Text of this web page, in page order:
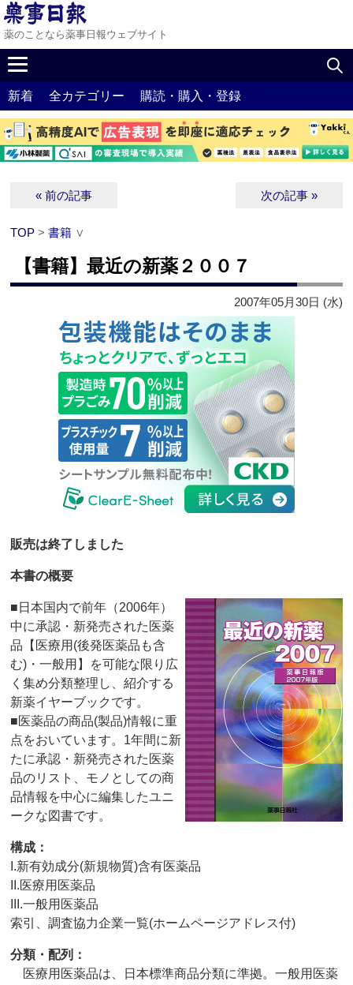
薬のことなら薬事日報ウェブサイト
新着 全カテゴリー 購読・購入・登録
« 前の記事 次の記事 »
TOP >書籍 ∨
【書籍】最近の新薬２００７
2007年05月30日 (水)
販売は終了しました
本書の概要
■日本国内で前年（2006年）
中に承認・新発売された医薬
品【医療用(後発医薬品も含
む)・一般用】を可能な限り広
く集め分類整理し、紹介する
新薬イヤーブックです。
■医薬品の商品(製品)情報に重
点をおいています。1年間に新
たに承認・新発売された医薬
品のリスト、モノとしての商
品情報を中心に編集したユニ
ークな図書です。
構成：
I.新有効成分(新規物質)含有医薬品
II.医療用医薬品
III.一般用医薬品
索引、調査協力企業一覧(ホームページアドレス付)
分類・配列：
医療用医薬品は、日本標準商品分類に準拠。一般用医薬